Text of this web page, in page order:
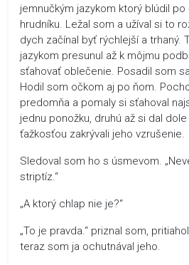
jemnučkým jazykom ktorý blúdil
hrudníku. Ležal som a užíval si to
dych začínal byť rýchlejší a trhaný.
jazykom presunul až k môjmu
sťahovať oblečenie. Posadil som
Hodil som očkom aj po ňom.
predomňa a pomaly si sťahoval
jednu ponožku, druhú až si dal
ťažkosťou zakrývali jeho vzrušenie.
Sledoval som ho s úsmevom.
striptíz.“
„A ktorý chlap nie je?“
„To je pravda.“ priznal som,
teraz som ja ochutnával jeho.